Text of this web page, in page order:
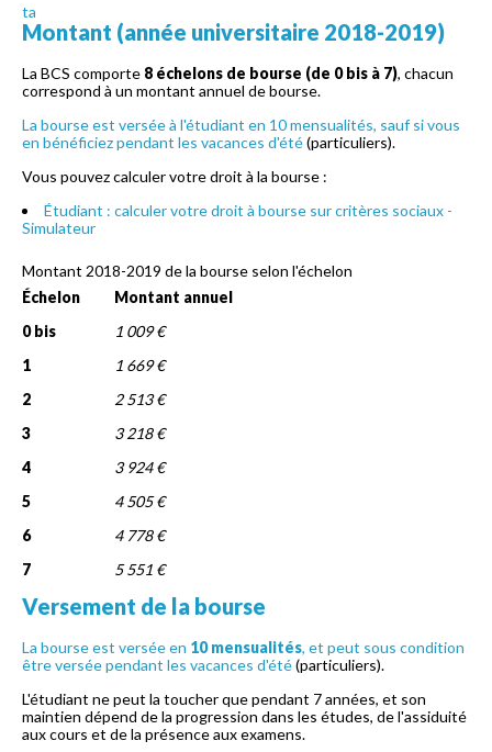
ta
Montant (année universitaire 2018-2019)
La BCS comporte 8 échelons de bourse (de 0 bis à 7), chacun
correspond à un montant annuel de bourse.
La bourse est versée à l'étudiant en 10 mensualités, sauf si vous
en bénéficiez pendant les vacances d'été(particuliers).
Vous pouvez calculer votre droit à la bourse :
Étudiant : calculer votre droit à bourse sur critères sociaux -
Simulateur
Montant 2018-2019 de la bourse selon l'échelon
Échelon
Montant annuel
0 bis
1 009 €
1
1 669 €
2
2 513 €
3
3 218 €
4
3 924 €
5
4 505 €
6
4 778 €
7
5 551 €
Versement de la bourse
La bourse est versée en 10 mensualités, et peut sous condition
être verséependant les vacances d'été(particuliers).
L'étudiant ne peut la toucher que pendant 7 années, et son
maintien dépend de la progression dans les études, de l'assiduité
aux cours et de la présence aux examens.